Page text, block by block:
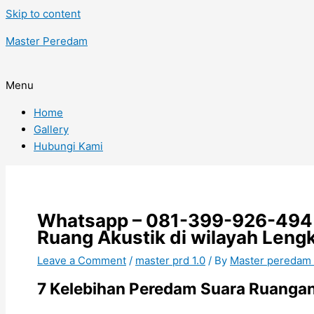
Skip to content
Master Peredam
Menu
Home
Gallery
Hubungi Kami
Whatsapp – 081-399-926-494
Ruang Akustik di wilayah
Leave a Comment / master prd 1.0 / By Master peredam
7 Kelebihan Peredam Suara